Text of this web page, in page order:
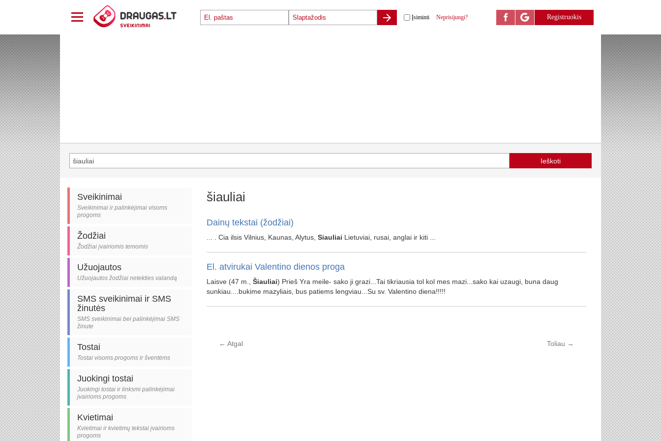
Įsiminti Neprisijungi? Registruokis
Sveikinimai
Sveikinimai ir palinkėjimai visoms
progoms
Žodžiai
Žodžiai įvairiomis temomis
Užuojautos
Užuojautos žodžiai netekties valandą
SMS sveikinimai ir SMS
žinutės
SMS sveikinimai bei palinkėjimai SMS
žinute
Tostai
Tostai visoms progoms ir šventėms
Juokingi tostai
Juokingi tostai ir linksmi palinkėjimai
įvairioms progoms
Kvietimai
Kvietimai ir kvietimų tekstai įvairioms
progoms
šiauliai
Dainų tekstai (žodžiai)
... . Cia ilsis Vilnius, Kaunas, Alytus, Siauliai Lietuviai, rusai, anglai ir kiti ...
El. atvirukai Valentino dienos proga
Laisve (47 m., Šiauliai) Prieš Yra meile- sako ji grazi...Tai tikriausia tol kol mes mazi...sako kai uzaugi, buna daug
sunkiau....bukime mazyliais, bus patiems lengviau...Su sv. Valentino diena!!!!!
← Atgal Toliau →